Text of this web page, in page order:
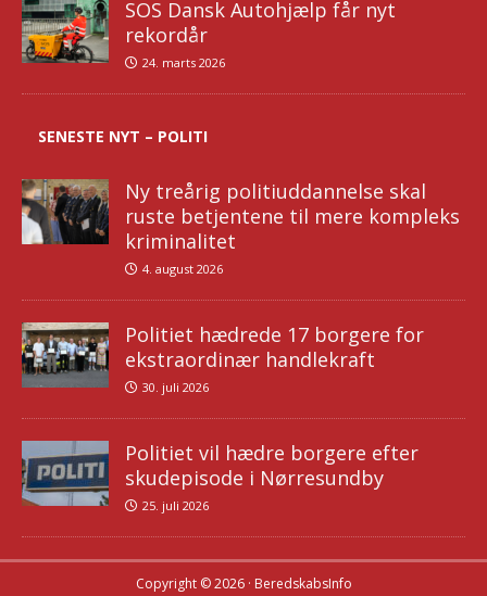
SOS Dansk Autohjælp får nyt
rekordår
24. marts 2026
SENESTE NYT – POLITI
Ny treårig politiuddannelse skal
ruste betjentene til mere kompleks
kriminalitet
4. august 2026
Politiet hædrede 17 borgere for
ekstraordinær handlekraft
30. juli 2026
Politiet vil hædre borgere efter
skudepisode i Nørresundby
25. juli 2026
Copyright © 2026 · BeredskabsInfo